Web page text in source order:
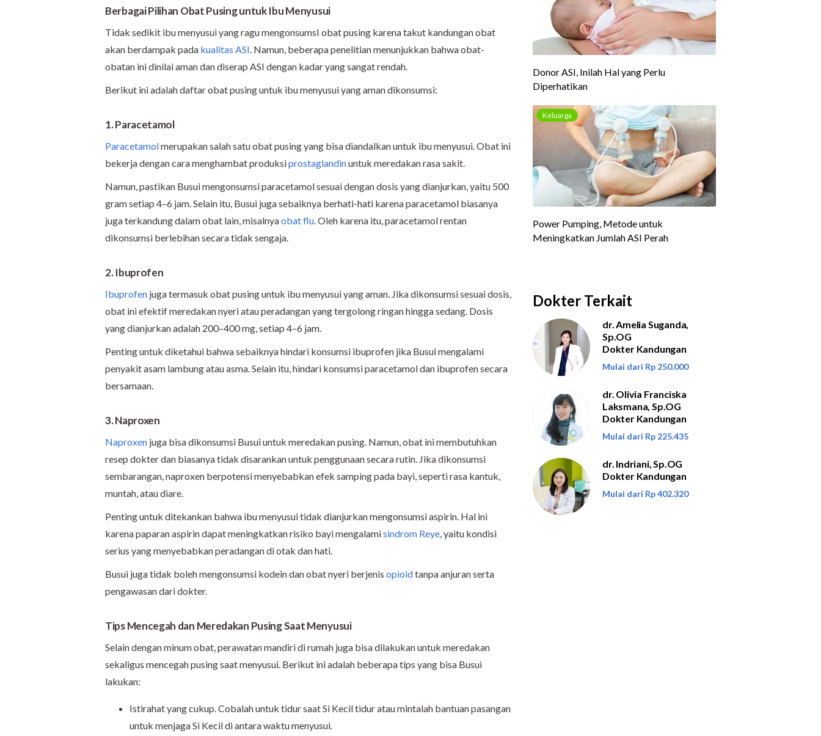
Berbagai Pilihan Obat Pusing untuk Ibu Menyusui
Tidak sedikit ibu menyusui yang ragu mengonsumsI obat pusing karena takut kandungan obat
akan berdampak pada kualitas ASI. Namun, beberapa penelitian menunjukkan bahwa obat-
obatan ini dinilai aman dan diserap ASI dengan kadar yang sangat rendah.
Berikut ini adalah daftar obat pusing untuk ibu menyusui yang aman dikonsumsi:
1. Paracetamol
Paracetamolmerupakan salah satu obat pusing yang bisa diandalkan untuk ibu menyusui. Obat ini
bekerja dengan cara menghambat produksiprostaglandinuntuk meredakan rasa sakit.
Namun, pastikan Busui mengonsumsi paracetamol sesuai dengan dosis yang dianjurkan, yaitu 500
gram setiap 4–6 jam. Selain itu, Busui juga sebaiknya berhati-hati karena paracetamol biasanya
juga terkandung dalam obat lain, misalnyaobat flu. Oleh karena itu, paracetamol rentan
dikonsumsi berlebihan secara tidak sengaja.
2. Ibuprofen
Ibuprofen juga termasuk obat pusing untuk ibu menyusui yang aman. Jika dikonsumsi sesuai dosis,
obat ini efektif meredakan nyeri atau peradangan yang tergolong ringan hingga sedang. Dosis
yang dianjurkan adalah 200–400 mg, setiap 4–6 jam.
Penting untuk diketahui bahwa sebaiknya hindari konsumsi ibuprofen jika Busui mengalami
penyakit asam lambung atau asma. Selain itu, hindari konsumsi paracetamol dan ibuprofen secara
bersamaan.
3. Naproxen
Naproxen juga bisa dikonsumsi Busui untuk meredakan pusing. Namun, obat ini membutuhkan
resep dokter dan biasanya tidak disarankan untuk penggunaan secara rutin. Jika dikonsumsi
sembarangan, naproxen berpotensi menyebabkan efek samping pada bayi, seperti rasa kantuk,
muntah, atau diare.
Penting untuk ditekankan bahwa ibu menyusui tidak dianjurkan mengonsumsi aspirin. Hal ini
karena paparan aspirin dapat meningkatkan risiko bayi mengalamisindrom Reye, yaitu kondisi
serius yang menyebabkan peradangan di otak dan hati.
Busui juga tidak boleh mengonsumsi kodein dan obat nyeri berjenis opioidtanpa anjuran serta
pengawasan dari dokter.
Tips Mencegah dan Meredakan Pusing Saat Menyusui
Selain dengan minum obat, perawatan mandiri di rumah juga bisa dilakukan untuk meredakan
sekaligus mencegah pusing saat menyusui. Berikut ini adalah beberapa tips yang bisa Busui
lakukan:
Istirahat yang cukup. Cobalah untuk tidur saat Si Kecil tidur atau mintalah bantuan pasangan
untuk menjaga Si Kecil di antara waktu menyusui.
Dokter Terkait